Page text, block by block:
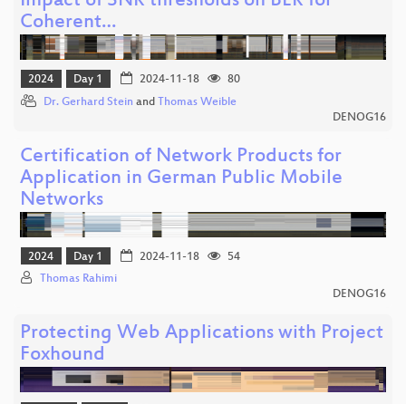
Coherent…
2024 Day 1 2024-11-18
80
Dr. Gerhard Stein and Thomas Weible
DENOG16
Certification of Network Products for
Application in German Public Mobile
Networks
2024 Day 1 2024-11-18
54
Thomas Rahimi
DENOG16
Protecting Web Applications with Project
Foxhound